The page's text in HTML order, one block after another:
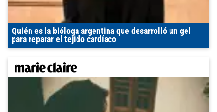
Quién es la bióloga argentina que desarrolló un gel
para reparar el tejido cardíaco